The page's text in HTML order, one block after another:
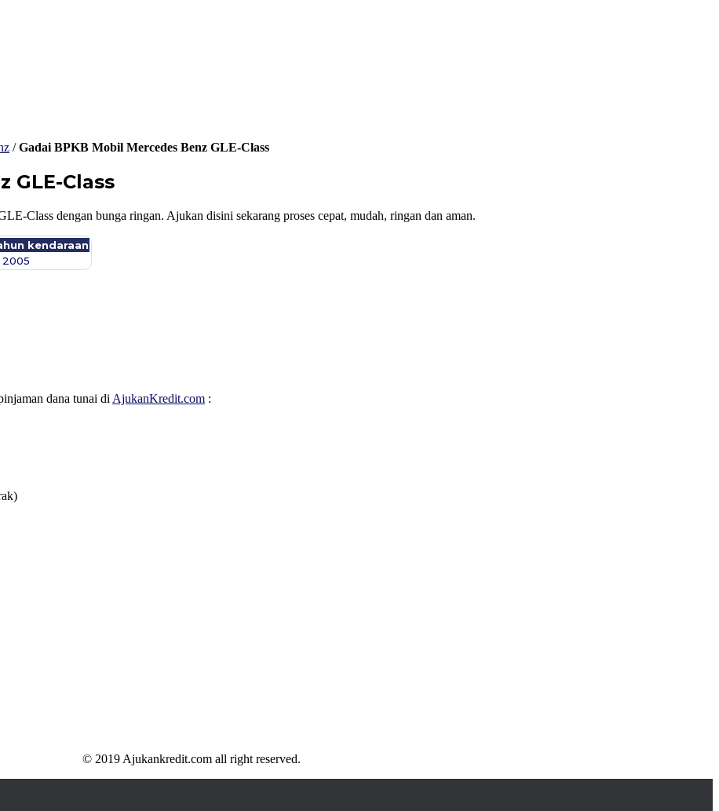
/Gadai BPKB Mobil Mercedes Benz GLE-Class
GLE-Class
Class dengan bunga ringan. Ajukan disini sekarang proses cepat, mudah, ringan dan aman.
kendaraan
2005
dana tunai di AjukanKredit.com :
© 2019 Ajukankredit.com all right reserved.